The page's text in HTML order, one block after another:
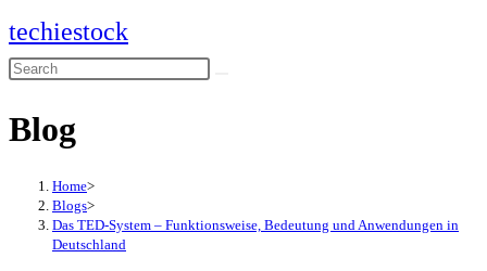
Skip
to
content
techiestock
Search
website
Blog
Home>
Blogs>
Das TED-System – Funktionsweise, Bedeutung und Anwendungen in
Deutschland